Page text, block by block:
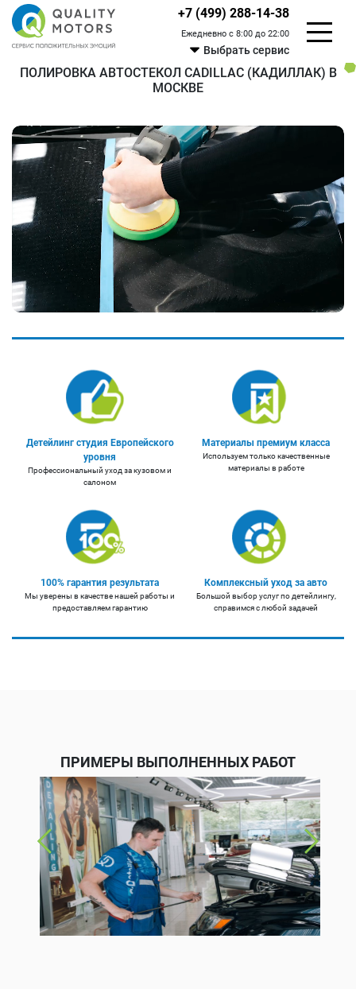
+7 (499) 288-14-38
Ежедневно с 8:00 до 22:00
Выбрать сервис
ПОЛИРОВКА АВТОСТЕКОЛ CADILLAC (КАДИЛЛАК) В
МОСКВЕ
Детейлинг студия Европейского
уровня
Профессиональный уход за кузовом и
салоном
Материалы премиум класса
Используем только качественные
материалы в работе
100% гарантия результата
Мы уверены в качестве нашей работы и
предоставляем гарантию
Комплексный уход за авто
Большой выбор услуг по детейлингу,
справимся с любой задачей
ПРИМЕРЫ ВЫПОЛНЕННЫХ РАБОТ